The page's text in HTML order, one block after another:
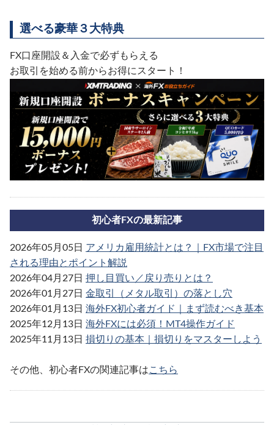
選べる豪華３大特典
FX口座開設＆入金で必ずもらえる
お取引を始める前からお得にスタート！
初心者FXの最新記事
2026年05月05日 アメリカ雇用統計とは？｜FX市場で注目
される理由とポイント解説
2026年04月27日 押し目買い／戻り売りとは？
2026年01月27日 金取引（メタル取引）の落とし穴
2026年01月13日 海外FX初心者ガイド｜まず読むべき基本
2025年12月13日 海外FXには必須！MT4操作ガイド
2025年11月13日 損切りの基本｜損切りをマスターしよう
その他、初心者FXの関連記事はこちら